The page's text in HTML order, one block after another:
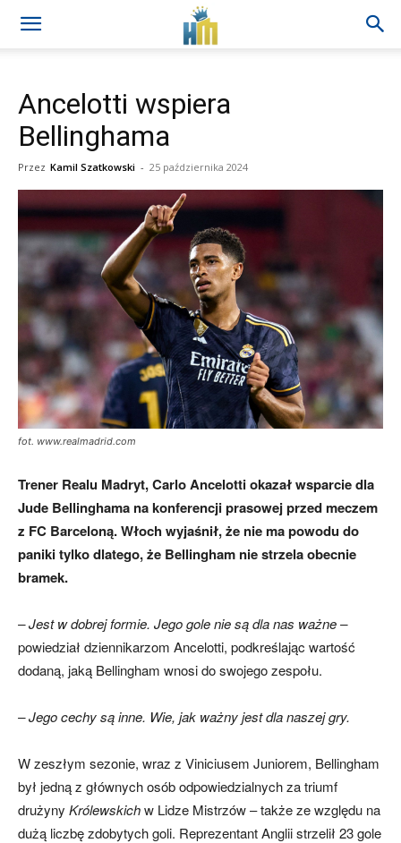
Ancelotti wspiera
Bellinghama
Przez Kamil Szatkowski - 25 października 2024
fot. www.realmadrid.com
Trener Realu Madryt, Carlo Ancelotti okazał wsparcie dla
Jude Bellinghama na konferencji prasowej przed meczem
z FC Barceloną. Włoch wyjaśnił, że nie ma powodu do
paniki tylko dlatego, że Bellingham nie strzela obecnie
bramek.
– Jest w dobrej formie. Jego gole nie są dla nas ważne –
powiedział dziennikarzom Ancelotti, podkreślając wartość
dodaną, jaką Bellingham wnosi do swojego zespołu.
– Jego cechy są inne. Wie, jak ważny jest dla naszej gry.
W zeszłym sezonie, wraz z Viniciusem Juniorem, Bellingham
był jedną z głównych osób odpowiedzialnych za triumf
drużyny Królewskichw Lidze Mistrzów – także ze względu na
dużą liczbę zdobytych goli. Reprezentant Anglii strzelił 23 gole